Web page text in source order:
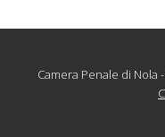
Camera Penale di Nola